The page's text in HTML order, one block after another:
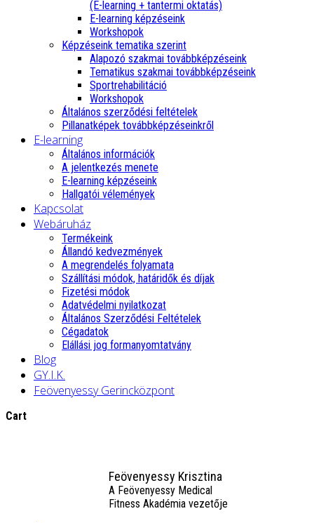
(E-learning + tantermi oktatás)
E-learning képzéseink
Workshopok
Képzéseink tematika szerint
Alapozó szakmai továbbképzéseink
Tematikus szakmai továbbképzéseink
Sportrehabilitáció
Workshopok
Általános szerződési feltételek
Pillanatképek továbbképzéseinkről
E-learning
Általános információk
A jelentkezés menete
E-learning képzéseink
Hallgatói vélemények
Kapcsolat
Webáruház
Termékeink
Állandó kedvezmények
A megrendelés folyamata
Szállítási módok, határidők és díjak
Fizetési módok
Adatvédelmi nyilatkozat
Általános Szerződési Feltételek
Cégadatok
Elállási jog formanyomtatvány
Blog
GY.I.K.
Feövenyessy Gerincközpont
Cart
Feövenyessy Krisztina
A Feövenyessy Medical
Fitness Akadémia vezetője